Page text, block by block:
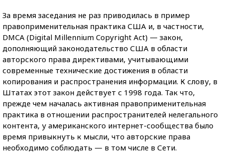
За время заседания не раз приводилась в пример
правоприменительная практика США и, в частности,
DMCA (Digital Millennium Copyright Act) — закон,
дополняющий законодательство США в области
авторского права директивами, учитывающими
современные технические достижения в области
копирования и распространения информации. К слову, в
Штатах этот закон действует с 1998 года. Так что,
прежде чем началась активная правоприменительная
практика в отношении распространителей нелегального
контента, у американского интернет-сообщества было
время привыкнуть к мысли, что авторские права
необходимо соблюдать — в том числе в Сети.